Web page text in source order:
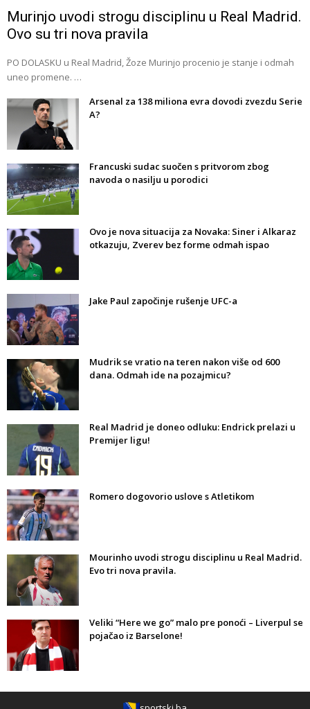
Murinjo uvodi strogu disciplinu u Real Madrid.
Ovo su tri nova pravila
PO DOLASKU u Real Madrid, Žoze Murinjo procenio je stanje i odmah
uneo promene. …
Arsenal za 138 miliona evra dovodi zvezdu Serie
A?
Francuski sudac suočen s pritvorom zbog
navoda o nasilju u porodici
Ovo je nova situacija za Novaka: Siner i Alkaraz
otkazuju, Zverev bez forme odmah ispao
Jake Paul započinje rušenje UFC-a
Mudrik se vratio na teren nakon više od 600
dana. Odmah ide na pozajmicu?
Real Madrid je doneo odluku: Endrick prelazi u
Premijer ligu!
Romero dogovorio uslove s Atletikom
Mourinho uvodi strogu disciplinu u Real Madrid.
Evo tri nova pravila.
Veliki “Here we go” malo pre ponoći – Liverpul se
pojačao iz Barselone!